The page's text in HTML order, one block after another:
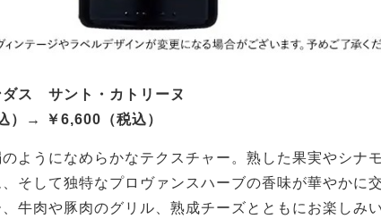
ダス サント・カトリーヌ
）→ ￥6,600（税込）
ようになめらかなテクスチャー。熟した果実やシナ
そして独特なプロヴァンスハーブの香味が華やかに
牛肉や豚肉のグリル、熟成チーズとともにお楽しみ